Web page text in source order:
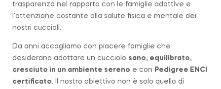
trasparenza nel rapporto con le famiglie adottive e
l’attenzione costante alla salute fisica e mentale dei
nostri cuccioli.
Da anni accogliamo con piacere famiglie che
desiderano adottare un cucciolo sano, equilibrato,
cresciuto in un ambiente sereno e con Pedigree ENCI
certificato. Il nostro obiettivo non è solo quello di